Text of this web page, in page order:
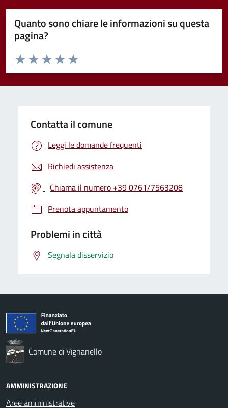
Quanto sono chiare le informazioni su questa
pagina?
Valuta da 1 a 5 stelle la pagina
Valuta 5 stelle su 5
Valuta 4 stelle su 5
Valuta 3 stelle su 5
Valuta 2 stelle su 5
Valuta 1 stelle su 5
Contatta il comune
Leggi le domande frequenti
Richiedi assistenza
Chiama il numero +39 0761/7563208
Prenota appuntamento
Problemi in città
Segnala disservizio
Comune di Vignanello
AMMINISTRAZIONE
Aree amministrative